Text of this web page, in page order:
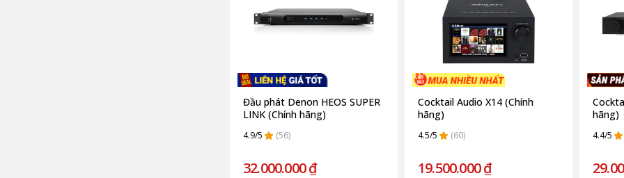
Đầu phát Denon HEOS SUPER
LINK (Chính hãng)
4.9/5 (56)
32.000.000 ₫
Cocktail Audio X14 (Chính
hãng)
4.5/5 (60)
19.500.000 ₫
hãng)
4.4/5